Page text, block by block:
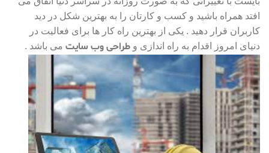
افتد همراه باشید و کسب و کارتان را به بهترین شکل در دید
کاربران قرار دهید . یکی از بهترین راه کار ها برای فعالیت در
دنیای امروز اقدام به راه اندازی و طراحی وب سایت می باشد .